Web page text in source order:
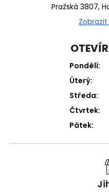
Pražská 3807,
Pondělí:
Úterý:
Středa:
Čtvrtek:
Pátek: